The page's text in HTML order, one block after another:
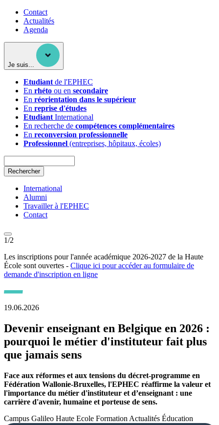
Contact
Actualités
Agenda
Je suis...
Etudiant de l'EPHEC
En rhéto ou en secondaire
En réorientation dans le supérieur
En reprise d'études
Etudiant International
En recherche de compétences complémentaires
En reconversion professionnelle
Professionnel (entreprises, hôpitaux, écoles)
International
Alumni
Travailler à l'EPHEC
Contact
1/2
Les inscriptions pour l'année académique 2026-2027 de la Haute
École sont ouvertes - Clique ici pour accéder au formulaire de
demande d'inscription en ligne
19.06.2026
Devenir enseignant en Belgique en 2026 :
pourquoi le métier d'instituteur fait plus
que jamais sens
Face aux réformes et aux tensions du décret-programme en
Fédération Wallonie-Bruxelles, l'EPHEC réaffirme la valeur et
l'importance du métier d'instituteur et d’enseignant : une
carrière d'avenir, humaine et porteuse de sens.
Campus Galileo Haute Ecole Formation Actualités Éducation